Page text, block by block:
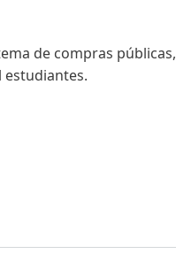
de compras públicas,
estudiantes.